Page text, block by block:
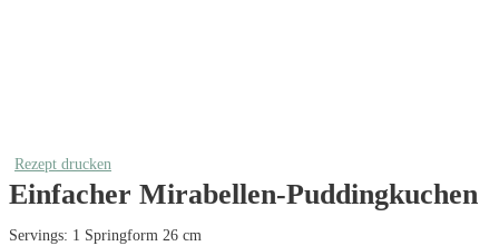
Rezept drucken
Einfacher Mirabellen-Puddingkuchen
Servings: 1 Springform 26 cm